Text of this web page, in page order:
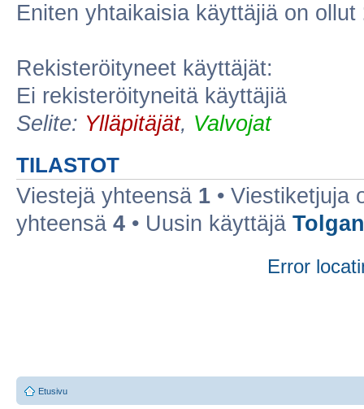
Eniten yhtaikaisia käyttäjiä on ollut
Rekisteröityneet käyttäjät:
Ei rekisteröityneitä käyttäjiä
Selite: Ylläpitäjät, Valvojat
TILASTOT
Viestejä yhteensä 1 • Viestiketjuja
yhteensä 4 • Uusin käyttäjä
Error
Etusivu